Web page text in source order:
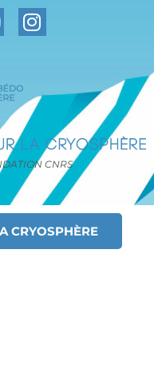
CNRS
CRYOSPHÈRE